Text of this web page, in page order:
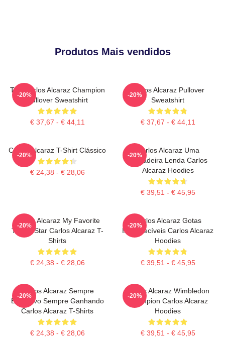
Produtos Mais vendidos
The Carlos Alcaraz Champion
Pullover Sweatshirt
€ 37,67 - € 44,11
-20%
Carlos Alcaraz Pullover
Sweatshirt
€ 37,67 - € 44,11
-20%
Carlos Alcaraz T-Shirt Clássico
€ 24,38 - € 28,06
-20%
Carlos Alcaraz Uma
Verdadeira Lenda Carlos
Alcaraz Hoodies
€ 39,51 - € 45,95
-20%
Carlos Alcaraz My Favorite
Tennis Star Carlos Alcaraz T-
Shirts
€ 24,38 - € 28,06
-20%
Carlos Alcaraz Gotas
Inesquecíveis Carlos Alcaraz
Hoodies
€ 39,51 - € 45,95
-20%
Carlos Alcaraz Sempre
Explosivo Sempre Ganhando
Carlos Alcaraz T-Shirts
€ 24,38 - € 28,06
-20%
Carlos Alcaraz Wimbledon
Champion Carlos Alcaraz
Hoodies
€ 39,51 - € 45,95
-20%